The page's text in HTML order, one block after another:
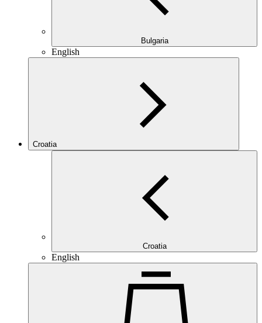
Bulgaria
English
Croatia
Croatia
English